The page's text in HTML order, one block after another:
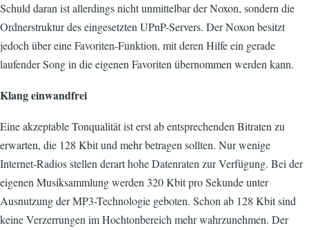
Schuld daran ist allerdings nicht unmittelbar der Noxon, sondern die
Ordnerstruktur des eingesetzten UPnP-Servers. Der Noxon besitzt
jedoch über eine Favoriten-Funktion, mit deren Hilfe ein gerade
laufender Song in die eigenen Favoriten übernommen werden kann.
Klang einwandfrei
Eine akzeptable Tonqualität ist erst ab entsprechenden Bitraten zu
erwarten, die 128 Kbit und mehr betragen sollten. Nur wenige
Internet-Radios stellen derart hohe Datenraten zur Verfügung. Bei der
eigenen Musiksammlung werden 320 Kbit pro Sekunde unter
Ausnutzung der MP3-Technologie geboten. Schon ab 128 Kbit sind
keine Verzerrungen im Hochtonbereich mehr wahrzunehmen. Der